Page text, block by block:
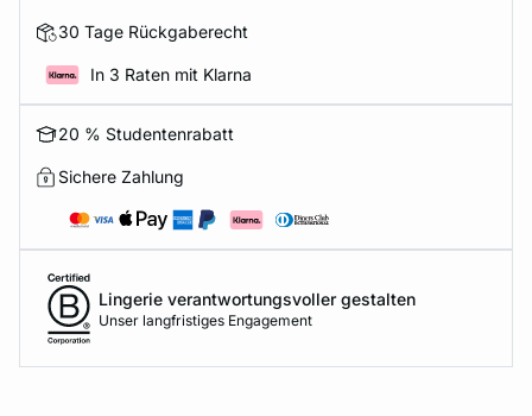
30 Tage Rückgaberecht
In 3 Raten mit Klarna
20 % Studentenrabatt
Sichere Zahlung
Lingerie verantwortungsvoller gestalten
Unser langfristiges Engagement